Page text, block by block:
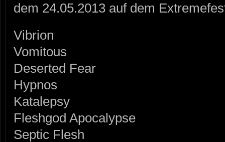
dem 24.05.2013 auf dem
Vibrion
Vomitous
Deserted Fear
Hypnos
Katalepsy
Fleshgod Apocalypse
Septic Flesh